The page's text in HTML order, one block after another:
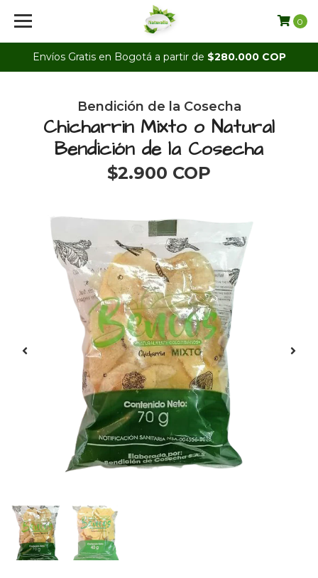
Envíos Gratis en Bogotá a partir de $280.000 COP
0
Bendición de la Cosecha
Chicharrin Mixto o Natural
Bendición de la Cosecha
$2.900 COP